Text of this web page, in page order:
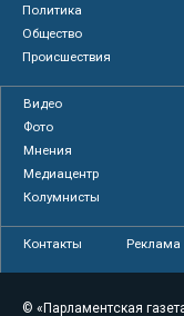
Политика
Общество
Происшествия
Видео
Фото
Мнения
Медиацентр
Колумнисты
Контакты Реклама
© «Парламентская